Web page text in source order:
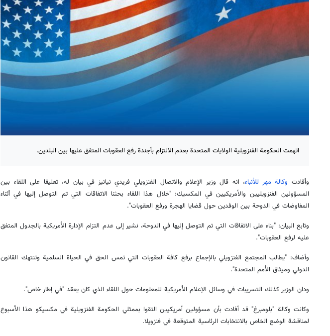
اتهمت الحكومة الفنزويلية الولايات المتحدة بعدم الالتزام بأجندة رفع العقوبات المتفق عليها بين البلدين.
وأفادت وكالة مهر للأنباء، انه قال وزير الإعلام والاتصال الفنزويلي فريدي نيانيز في بيان له، تعليقا على اللقاء بين
المسؤولين الفنزويليين والأمريكيين في المكسيك: "خلال هذا اللقاء بحثنا الاتفاقات التي تم التوصل إليها في أثناء
المفاوضات في الدوحة بين الوفدين حول قضايا الهجرة ورفع العقوبات".
وتابع البيان: "بناء على الاتفاقات التي تم التوصل إليها في الدوحة، نشير إلى عدم التزام الإدارة الأمريكية بالجدول المتفق
عليه لرفع العقوبات".
وأضاف: "يطالب المجتمع الفنزويلي بالإجماع برفع كافة العقوبات التي تمس الحق في الحياة السلمية وتنتهك القانون
الدولي وميثاق الأمم المتحدة".
ودان الوزير كذلك التسريبات في وسائل الإعلام الأمريكية للمعلومات حول اللقاء الذي كان يعقد "في إطار خاص".
وكانت وكالة "بلومبرغ" قد أفادت بأن مسؤولين أمريكيين التقوا بممثلي الحكومة الفنزويلية في مكسيكو هذا الأسبوع
لمناقشة الوضع الخاص بالانتخابات الرئاسية المتوقعة في فنزويلا.